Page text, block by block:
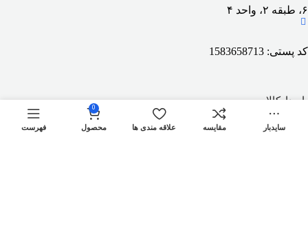
۶، طبقه ۲، واحد ۴
کد پستی: 1583658713
با مدارکالا
سایدبار مقایسه علاقه مندی ها
0
محصول فهرست